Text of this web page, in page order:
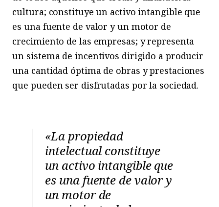
cultura; constituye un activo intangible que
es una fuente de valor y un motor de
crecimiento de las empresas; y representa
un sistema de incentivos dirigido a producir
una cantidad óptima de obras y prestaciones
que pueden ser disfrutadas por la sociedad.
«La propiedad
intelectual constituye
un activo intangible que
es una fuente de valor y
un motor de